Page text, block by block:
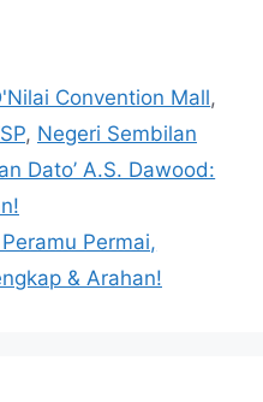
Convention Mall,
, Negeri Sembilan
Dato’ A.S. Dawood:
Permai,
& Arahan!